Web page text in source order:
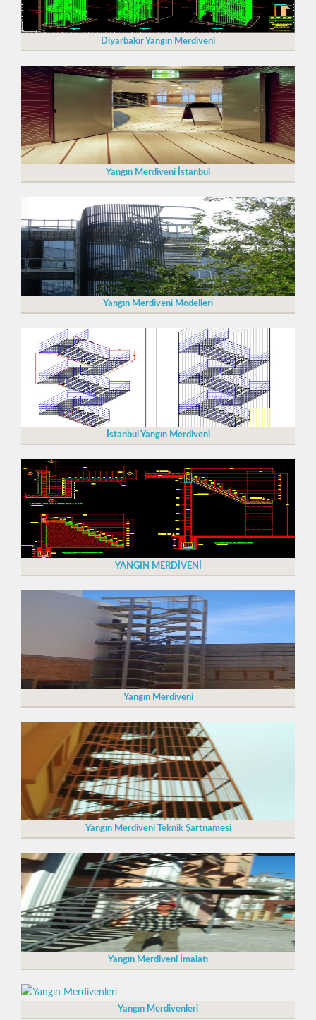
Diyarbakır Yangın Merdiveni
Yangın Merdiveni İstanbul
Yangın Merdiveni Modelleri
İstanbul Yangın Merdiveni
YANGIN MERDİVENİ
Yangın Merdiveni
Yangın Merdiveni Teknik Şartnamesi
Yangın Merdiveni İmalatı
Yangın Merdivenleri